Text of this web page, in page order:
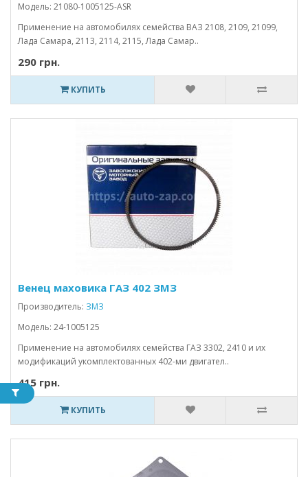
Модель: 21080-1005125-ASR
Применение на автомобилях семейства ВАЗ 2108, 2109, 21099,
Лада Самара, 2113, 2114, 2115, Лада Самар..
290 грн.
КУПИТЬ
Венец маховика ГАЗ 402 ЗМЗ
Производитель: ЗМЗ
Модель: 24-1005125
Применение на автомобилях семейства ГАЗ 3302, 2410 и их
модификаций укомплектованных 402-ми двигател..
415 грн.
КУПИТЬ